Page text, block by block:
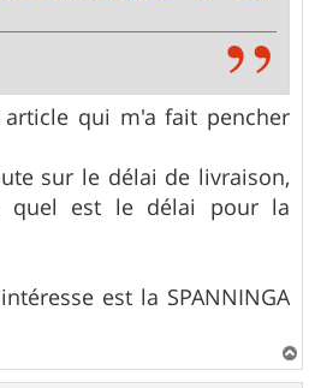
qui m'a fait pencher
sur le délai de livraison,
quel est le délai pour la
est la SPANNINGA
a